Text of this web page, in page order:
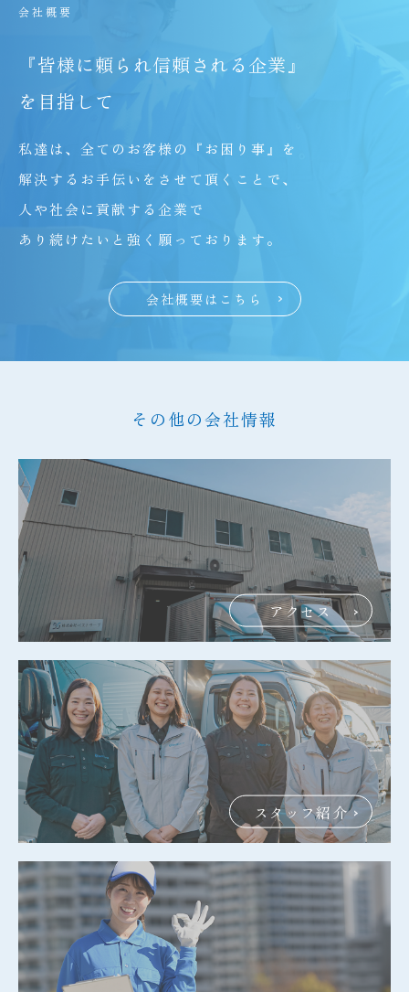
会社概要
『皆様に頼られ信頼される企業』
を目指して
私達は、全てのお客様の『お困り事』を
解決するお手伝いをさせて頂くことで、
人や社会に貢献する企業で
あり続けたいと強く願っております。
会社概要はこちら
その他の会社情報
アクセス
スタッフ紹介